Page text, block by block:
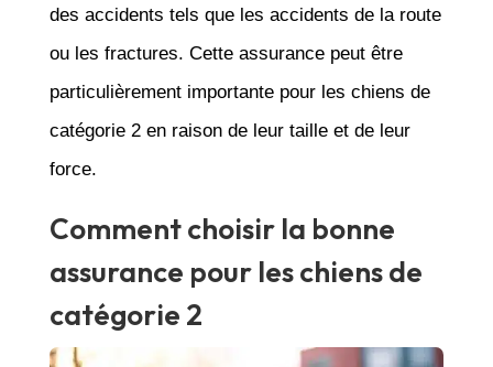
des accidents tels que les accidents de la route
ou les fractures. Cette assurance peut être
particulièrement importante pour les chiens de
catégorie 2 en raison de leur taille et de leur
force.
Comment choisir la bonne
assurance pour les chiens de
catégorie 2